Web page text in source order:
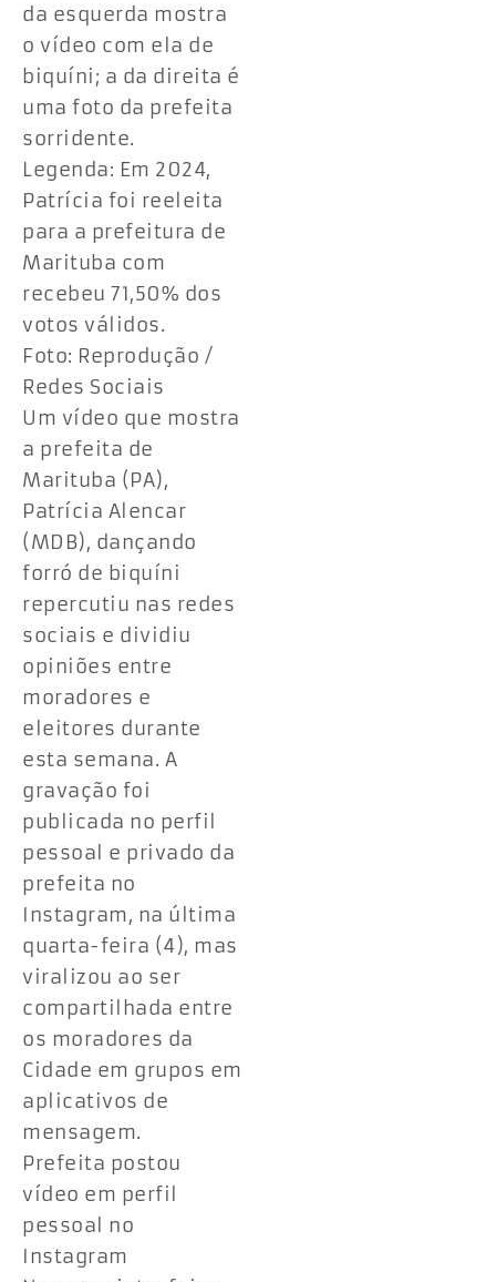
da esquerda mostra
o vídeo com ela de
biquíni; a da direita é
uma foto da prefeita
sorridente.
Legenda: Em 2024,
Patrícia foi reeleita
para a prefeitura de
Marituba com
recebeu 71,50% dos
votos válidos.
Foto: Reprodução /
Redes Sociais
Um vídeo que mostra
a prefeita de
Marituba (PA),
Patrícia Alencar
(MDB), dançando
forró de biquíni
repercutiu nas redes
sociais e dividiu
opiniões entre
moradores e
eleitores durante
esta semana. A
gravação foi
publicada no perfil
pessoal e privado da
prefeita no
Instagram, na última
quarta-feira (4), mas
viralizou ao ser
compartilhada entre
os moradores da
Cidade em grupos em
aplicativos de
mensagem.
Prefeita postou
vídeo em perfil
pessoal no
Instagram